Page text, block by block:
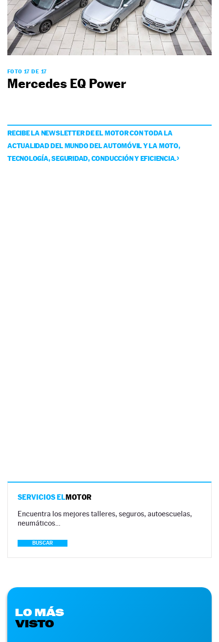
FOTO 17 DE 17
Mercedes EQ Power
RECIBE LA NEWSLETTER DE EL MOTOR CON TODA LA
ACTUALIDAD DEL MUNDO DEL AUTOMÓVIL Y LA MOTO,
TECNOLOGÍA, SEGURIDAD, CONDUCCIÓN Y EFICIENCIA.
SERVICIOS ELMOTOR
Encuentra los mejores talleres, seguros, autoescuelas,
neumáticos…
BUSCAR
LO MÁS
VISTO